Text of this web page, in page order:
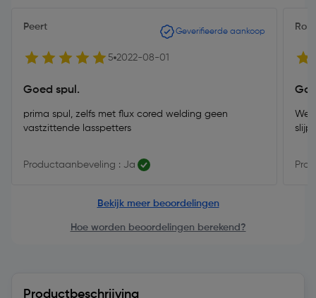
Peert Geverifieerde aankoop
5 2022-08-01
Goed spul.
prima spul, zelfs met flux cored welding geen
vastzittende lasspetters
Productaanbeveling : Ja
Bekijk meer beoordelingen
Hoe worden beoordelingen berekend?
Productbeschrijving